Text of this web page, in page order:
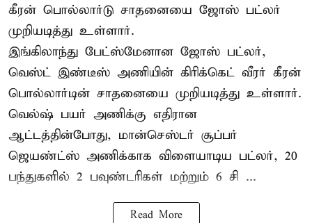
கீரன் பொல்லார்டு சாதனையை ஜோஸ் பட்லர்
முறியடித்து உள்ளார்.
இங்கிலாந்து பேட்ஸ்மேனான ஜோஸ் பட்லர்,
வெஸ்ட் இண்டீஸ் அணியின் கிரிக்கெட் வீரர் கீரன்
பொல்லார்டின் சாதனையை முறியடித்து உள்ளார்.
வெல்ஷ் பயர் அணிக்கு எதிரான
ஆட்டத்தின்போது, மான்செஸ்டர் சூப்பர்
ஜெயண்ட்ஸ் அணிக்காக விளையாடிய பட்லர், 20
பந்துகளில் 2 பவுண்டரிகள் மற்றும் 6 சி ...
Read More